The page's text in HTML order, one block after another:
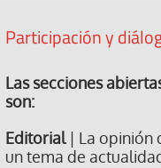
Participación y
Las secciones
son:
Editorial| La opinión
un tema de